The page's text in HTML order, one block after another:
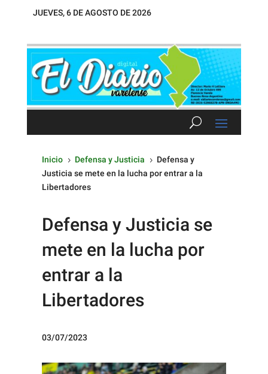
JUEVES, 6 DE AGOSTO DE 2026
Inicio 5 Defensa y Justicia 5 Defensa y
Justicia se mete en la lucha por entrar a la
Libertadores
Defensa y Justicia se
mete en la lucha por
entrar a la
Libertadores
03/07/2023